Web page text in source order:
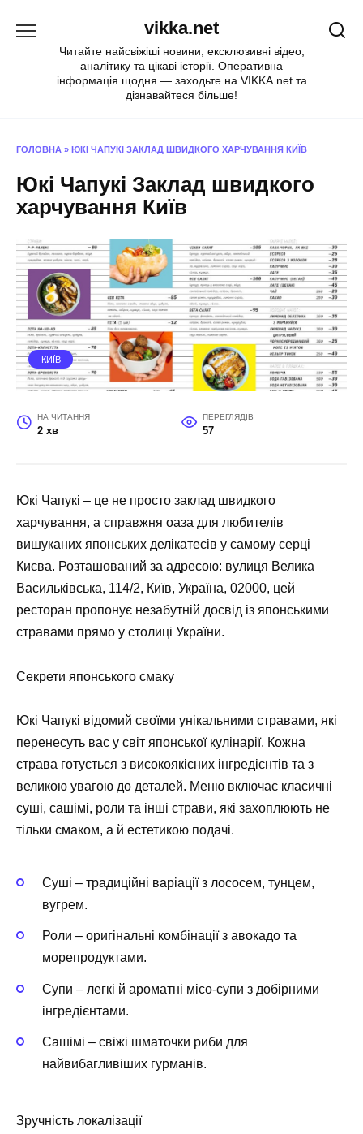
vikka.net
Читайте найсвіжіші новини, ексклюзивні відео,
аналітику та цікаві історії. Оперативна
інформація щодня — заходьте на VIKKA.net та
дізнавайтеся більше!
ГОЛОВНА » ЮКІ ЧАПУКІ ЗАКЛАД ШВИДКОГО ХАРЧУВАННЯ КИЇВ
Юкі Чапукі Заклад швидкого
харчування Київ
КИЇВ
НА ЧИТАННЯ
2 хв
ПЕРЕГЛЯДІВ
57
Юкі Чапукі – це не просто заклад швидкого
харчування, а справжня оаза для любителів
вишуканих японських делікатесів у самому серці
Києва. Розташований за адресою: вулиця Велика
Васильківська, 114/2, Київ, Україна, 02000, цей
ресторан пропонує незабутній досвід із японськими
стравами прямо у столиці України.
Секрети японського смаку
Юкі Чапукі відомий своїми унікальними стравами, які
перенесуть вас у світ японської кулінарії. Кожна
страва готується з високоякісних інгредієнтів та з
великою увагою до деталей. Меню включає класичні
суші, сашімі, роли та інші страви, які захоплюють не
тільки смаком, а й естетикою подачі.
Суші – традиційні варіації з лососем, тунцем,
вугрем.
Роли – оригінальні комбінації з авокадо та
морепродуктами.
Супи – легкі й ароматні місо-супи з добірними
інгредієнтами.
Сашімі – свіжі шматочки риби для
найвибагливіших гурманів.
Зручність локалізації